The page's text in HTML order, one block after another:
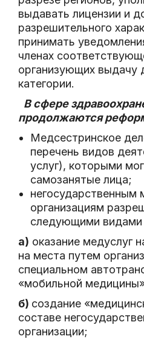
выдавать лицензии и
разрешительного
принимать
членах
организующих выдачу
категории.
В сфере
продолжаются
Медсестринское
перечень видов
услуг), которыми
самозанятые лица;
негосударственным
организациям
следующими видами
а) оказание медуслуг
на места путем
специальном
«мобильной
б) создание
составе
организации;